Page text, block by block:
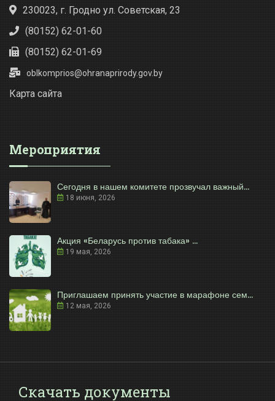
230023, г. Гродно ул. Советская, 23
(80152) 62-01-60
(80152) 62-01-69
oblkomprios@ohranaprirody.gov.by
Карта сайта
Мероприятия
Сегодня в нашем комитете прозвучал важный...
18 июня, 2026
Акция «Беларусь против табака» ...
19 мая, 2026
Приглашаем принять участие в марафоне сем...
12 мая, 2026
Скачать документы